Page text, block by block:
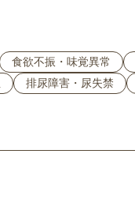
食欲不振・味覚異常
排尿障害・尿失禁